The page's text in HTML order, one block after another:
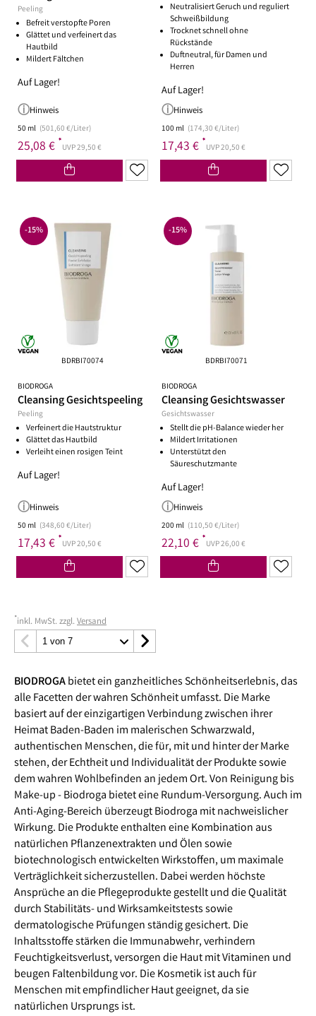
Peeling
Befreit verstopfte Poren
Glättet und verfeinert das
Hautbild
Mildert Fältchen
Auf Lager!
Hinweis
50 ml (501,60 €/Liter)
25,08 € *UVP 29,50 €
Neutralisiert Geruch und reguliert
Schweißbildung
Trocknet schnell ohne
Rückstände
Duftneutral, für Damen und
Herren
Auf Lager!
Hinweis
100 ml (174,30 €/Liter)
17,43 € *UVP 20,50 €
BDRBI70074
BIODROGA
Cleansing Gesichtspeeling
Peeling
Verfeinert die Hautstruktur
Glättet das Hautbild
Verleiht einen rosigen Teint
Auf Lager!
Hinweis
50 ml (348,60 €/Liter)
17,43 € *UVP 20,50 €
-15%
BDRBI70071
BIODROGA
Cleansing Gesichtswasser
Gesichtswasser
Stellt die pH-Balance wieder her
Mildert Irritationen
Unterstützt den
Säureschutzmante
Auf Lager!
Hinweis
200 ml (110,50 €/Liter)
22,10 € *UVP 26,00 €
-15%
*inkl. MwSt. zzgl. Versand
BIODROGAbietet ein ganzheitliches Schönheitserlebnis, das
alle Facetten der wahren Schönheit umfasst. Die Marke
basiert auf der einzigartigen Verbindung zwischen ihrer
Heimat Baden-Baden im malerischen Schwarzwald,
authentischen Menschen, die für, mit und hinter der Marke
stehen, der Echtheit und Individualität der Produkte sowie
dem wahren Wohlbefinden an jedem Ort. Von Reinigung bis
Make-up - Biodroga bietet eine Rundum-Versorgung. Auch im
Anti-Aging-Bereich überzeugt Biodroga mit nachweislicher
Wirkung. Die Produkte enthalten eine Kombination aus
natürlichen Pflanzenextrakten und Ölen sowie
biotechnologisch entwickelten Wirkstoffen, um maximale
Verträglichkeit sicherzustellen. Dabei werden höchste
Ansprüche an die Pflegeprodukte gestellt und die Qualität
durch Stabilitäts- und Wirksamkeitstests sowie
dermatologische Prüfungen ständig gesichert. Die
Inhaltsstoffe stärken die Immunabwehr, verhindern
Feuchtigkeitsverlust, versorgen die Haut mit Vitaminen und
beugen Faltenbildung vor. Die Kosmetik ist auch für
Menschen mit empfindlicher Haut geeignet, da sie
natürlichen Ursprungs ist.